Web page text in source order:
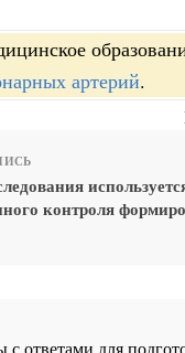
артерий.
контроля
с ответами для